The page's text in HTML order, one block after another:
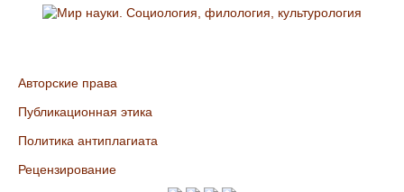
Авторские права
Публикационная этика
Политика антиплагиата
Рецензирование